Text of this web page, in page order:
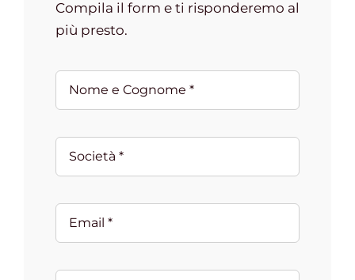
Compila il form e ti risponderemo al
più presto.